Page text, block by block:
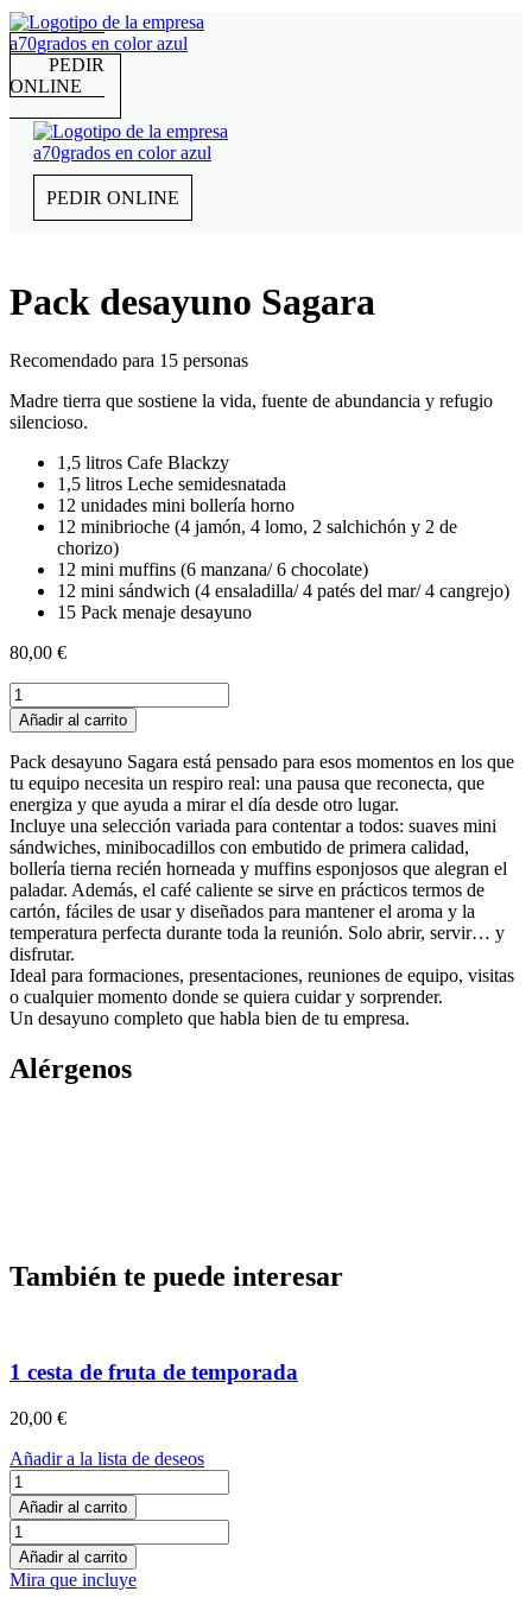
PEDIR
ONLINE
PEDIR ONLINE
Pack desayuno Sagara
Recomendado para 15 personas
Madre tierra que sostiene la vida, fuente de abundancia y refugio
silencioso.
1,5 litros Cafe Blackzy
1,5 litros Leche semidesnatada
12 unidades mini bollería horno
12 minibrioche (4 jamón, 4 lomo, 2 salchichón y 2 de
chorizo)
12 mini muffins (6 manzana/ 6 chocolate)
12 mini sándwich (4 ensaladilla/ 4 patés del mar/ 4 cangrejo)
15 Pack menaje desayuno
80,00 €
Pack
desayuno
Sagara
cantidad
Añadir al carrito
Pack desayuno Sagara está pensado para esos momentos en los que
tu equipo necesita un respiro real: una pausa que reconecta, que
energiza y que ayuda a mirar el día desde otro lugar.
Incluye una selección variada para contentar a todos: suaves mini
sándwiches, minibocadillos con embutido de primera calidad,
bollería tierna recién horneada y muffins esponjosos que alegran el
paladar. Además, el café caliente se sirve en prácticos termos de
cartón, fáciles de usar y diseñados para mantener el aroma y la
temperatura perfecta durante toda la reunión. Solo abrir, servir… y
disfrutar.
Ideal para formaciones, presentaciones, reuniones de equipo, visitas
o cualquier momento donde se quiera cuidar y sorprender.
Un desayuno completo que habla bien de tu empresa.
Alérgenos
También te puede interesar
1 cesta de fruta de temporada
20,00 €
Añadir a la lista de deseos
1
cesta
de
fruta
de
temporada
Añadir al carrito
1
cesta
de
fruta
Añadir al carrito
Mira que incluye